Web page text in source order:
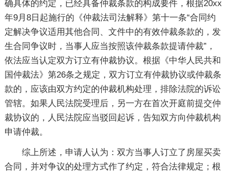
确具体的约定，已经具备仲裁条款的构成要件，根据20xx
年9月8日起施行的《仲裁法司法解释》第十一条“合同约
定解决争议适用其他合同、文件中的有效仲裁条款的，发
生合同争议时，当事人应当按照该仲裁条款提请仲裁”，
依法应当认定双方订立有仲裁协议。根据《中华人民共和
国仲裁法》第26条之规定，双方订立有仲裁协议或仲裁条
款的，应该由双方约定的仲裁机构处理，排除法院的诉讼
管辖。如果人民法院受理后，另一方在首次开庭前提交仲
裁协议的，人民法院应当驳回起诉，告知双方向仲裁机构
申请仲裁。
综上所述，申请人认为：双方当事人订立了房屋买卖
合同，并对争议的处理方式作了约定，符合法律规定；根